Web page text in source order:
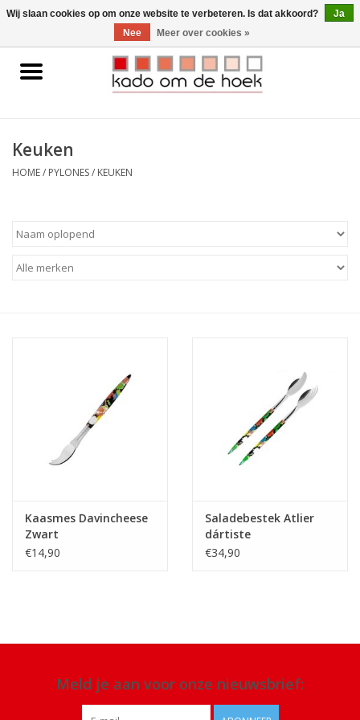
0 Artikelen - €0,00
Home
Gadgets
Keuken
HOME/ PYLONES/ KEUKEN
Kaasmes Davincheese
Zwart
€14,90
Saladebestek Atlier
dártiste
€34,90
Meld je aan voor onze nieuwsbrief:
Wij slaan cookies op om onze website te verbeteren. Is dat akkoord?
Ja
Nee
Meer over cookies »